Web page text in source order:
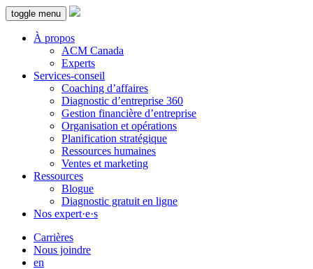
toggle menu
À propos
ACM Canada
Experts
Services-conseil
Coaching d’affaires
Diagnostic d’entreprise 360
Gestion financière d’entreprise
Organisation et opérations
Planification stratégique
Ressources humaines
Ventes et marketing
Ressources
Blogue
Diagnostic gratuit en ligne
Nos expert·e·s
Carrières
Nous joindre
en